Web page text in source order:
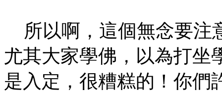
所以啊，這個無念要注
尤其大家學佛，以為打坐
是入定，很糟糕的！你們